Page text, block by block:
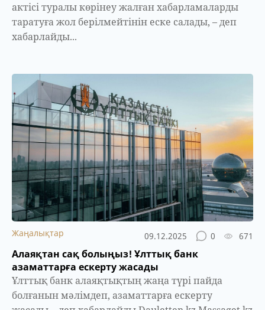
актісі туралы көрінеу жалған хабарламаларды
таратуға жол берілмейтінін еске салады, – деп
хабарлайды...
Жаңалықтар 09.12.2025 0 671
Алаяқтан сақ болыңыз! Ұлттық банк
азаматтарға ескерту жасады
Ұлттық банк алаяқтықтың жаңа түрі пайда
болғанын мәлімдеп, азаматтарға ескерту